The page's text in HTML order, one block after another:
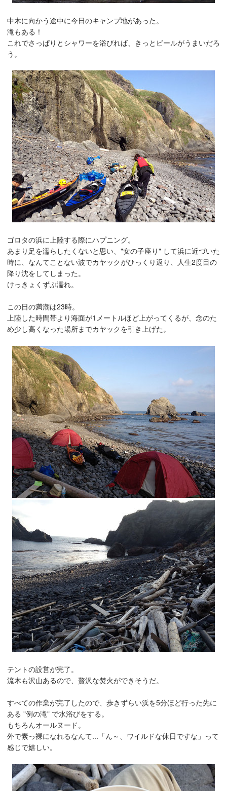
中木に向かう途中に今日のキャンプ地があった。
滝もある！
これでさっぱりとシャワーを浴びれば、きっとビールがうまいだろ
う。
ゴロタの浜に上陸する際にハプニング。
あまり足を濡らしたくないと思い、"女の子座り" して浜に近づいた
時に、なんてことない波でカヤックがひっくり返り、人生2度目の
降り沈をしてしまった。
けっきょくずぶ濡れ。
この日の満潮は23時。
上陸した時間帯より海面が1メートルほど上がってくるが、念のた
め少し高くなった場所までカヤックを引き上げた。
テントの設営が完了。
流木も沢山あるので、贅沢な焚火ができそうだ。
すべての作業が完了したので、歩きずらい浜を5分ほど行った先に
ある "例の滝" で水浴びをする。
もちろんオールヌード。
外で素っ裸になれるなんて...「ん～、ワイルドな休日ですな」って
感じで嬉しい。